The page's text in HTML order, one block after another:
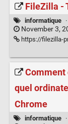
FileZilla -
informatique ·
November 3,
https://filezilla-
Comment
quel
Chrome
informatique ·